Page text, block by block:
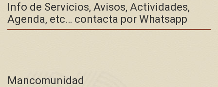
Info de Servicios, Avisos, Actividades,
Agenda, etc… contacta por Whatsapp
Mancomunidad